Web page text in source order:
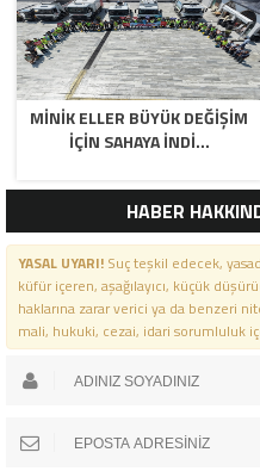
MİNİK ELLER BÜYÜK DEĞİŞİM
İÇİN SAHAYA İNDİ…
HABER
YASAL UYARI!Suç teşkil edecek,
küfür içeren, aşağılayıcı, küçük
haklarına zarar verici ya da benzeri
mali, hukuki, cezai, idari sorumluluk